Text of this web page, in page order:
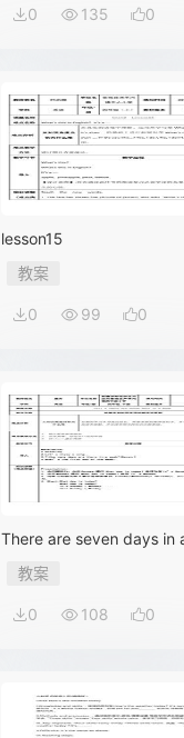
0 135 0
lesson15
教案
0 99 0
There are seven days in
教案
0 108 0